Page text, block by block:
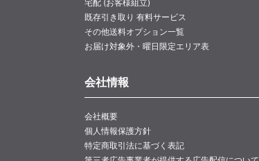
宅配 (お客様組立)
既存引き取り 有料サービス
その他送料オプション一覧
お届け対象外・曜日限定エリア表
会社情報
会社概要
個人情報保護方針
特定商取引法に基づく表記